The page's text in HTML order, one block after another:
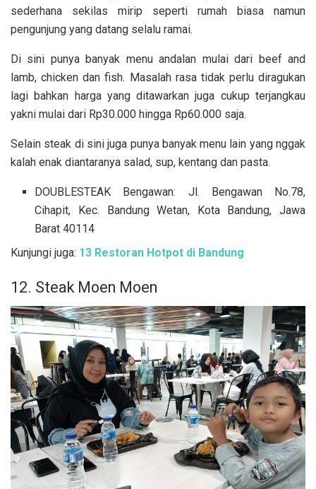
sederhana sekilas mirip seperti rumah biasa namun
pengunjung yang datang selalu ramai.
Di sini punya banyak menu andalan mulai dari beef and
lamb, chicken dan fish. Masalah rasa tidak perlu diragukan
lagi bahkan harga yang ditawarkan juga cukup terjangkau
yakni mulai dari Rp30.000 hingga Rp60.000 saja.
Selain steak di sini juga punya banyak menu lain yang nggak
kalah enak diantaranya salad, sup, kentang dan pasta.
DOUBLESTEAK Bengawan: Jl. Bengawan No.78,
Cihapit, Kec. Bandung Wetan, Kota Bandung, Jawa
Barat 40114
Kunjungi juga: 13 Restoran Hotpot di Bandung
12. Steak Moen Moen